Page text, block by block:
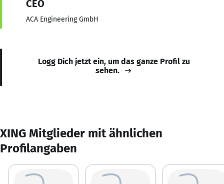
CEO
ACA Engineering GmbH
Logg Dich jetzt ein, um das ganze Profil zu
sehen.
XING Mitglieder mit ähnlichen
Profilangaben